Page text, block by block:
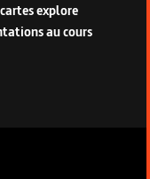
explore
au cours